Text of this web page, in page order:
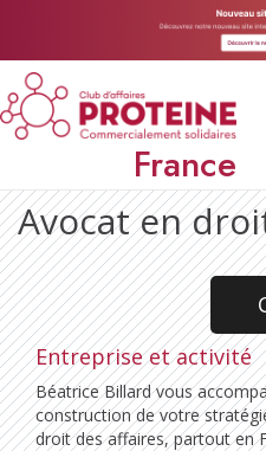
France
Avocat en
Entreprise et activité
Béatrice Billard vous
construction de votre
droit des affaires, partout en